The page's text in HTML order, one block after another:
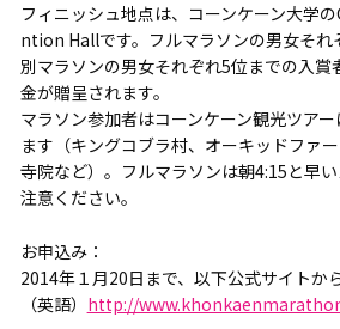
フィニッシュ地点は、コーンケーン大学
ntion Hallです。フルマラソンの男女それ
別マラソンの男女それぞれ5位までの入賞
金が贈呈されます。
マラソン参加者はコーンケーン観光ツア
ます（キングコブラ村、オーキッドファ
寺院など）。フルマラソンは朝4:15と早
注意ください。
お申込み：
2014年１月20日まで、以下公式サイトか
（英語） http://